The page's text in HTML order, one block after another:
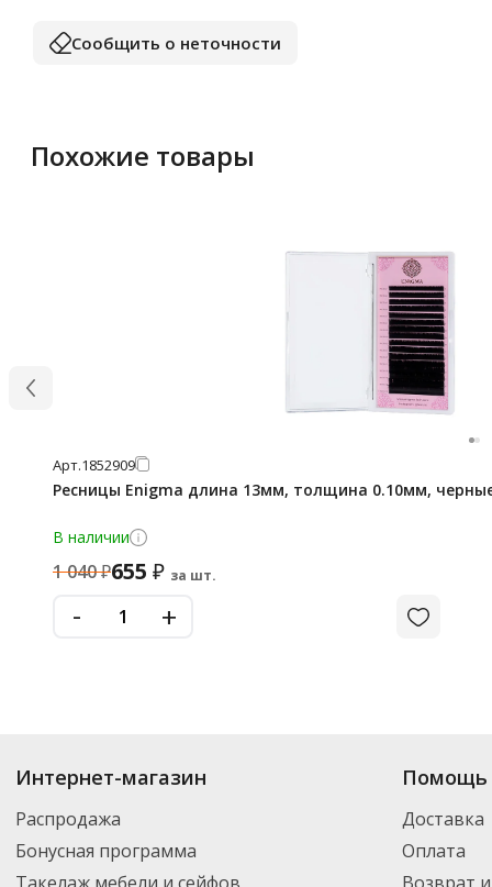
Сообщить о неточности
Похожие товары
Арт.1852909
Ресницы Enigma длина 13мм, толщина 0.10мм,
В наличии
1 040₽655 ₽ за шт.
- +
Интернет-магазин
Распродажа
Бонусная программа
Помощь
Доставка
Оплата